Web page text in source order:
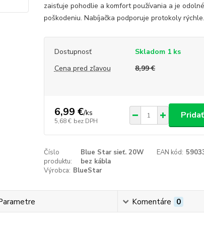
zaisťuje pohodlie a komfort používania a je
poškodeniu. Nabíjačka podporuje protokoly
Dostupnosť
Skladom 1 ks
Cena pred zľavou
8,99 €
6,99 €/ks
5,68 € bez DPH
Číslo
produktu:
Blue Star sieť. 20W
bez kábla
EAN kód:
Výrobca: BlueStar
Komentáre 0